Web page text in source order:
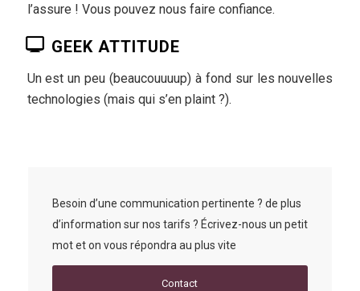
l’assure ! Vous pouvez nous faire confiance.
GEEK ATTITUDE
Un est un peu (beaucouuuup) à fond sur les nouvelles
technologies (mais qui s’en plaint ?).
Besoin d’une communication pertinente ? de plus
d’information sur nos tarifs ? Écrivez-nous un petit
mot et on vous répondra au plus vite
Contact